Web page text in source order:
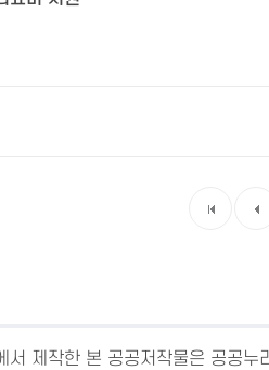
서 제작한 본 공공저작물은 공공누